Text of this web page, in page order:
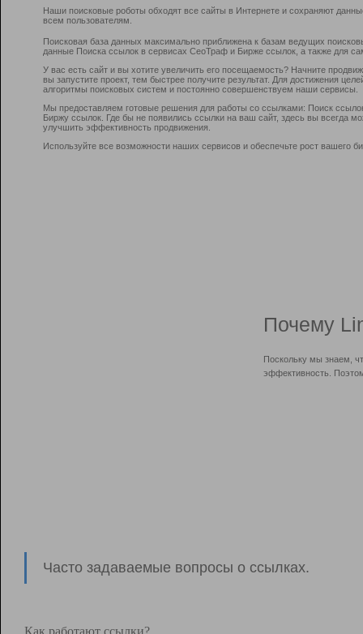
Наши поисковые роботы обходят все сайты в Интернете и сохраняют
всем пользователям.
Поисковая база данных максимально приближена к базам ведущих
данные Поиска ссылок в сервисах СеоТраф и Бирже ссылок, а также для
У вас есть сайт и вы хотите увеличить его посещаемость? Начните
вы запустите проект, тем быстрее получите результат. Для достижения
алгоритмы поисковых систем и постоянно совершенствуем наши сервисы.
Мы предоставляем готовые решения для работы со ссылками: Поиск
Биржу ссылок. Где бы не появились ссылки на ваш сайт, здесь вы всегда
улучшить эффективность продвижения.
Используйте все возможности наших сервисов и обеспечьте рост вашего
Почему
Поскольку мы знаем,
эффективность.
Часто задаваемые вопросы о ссылках.